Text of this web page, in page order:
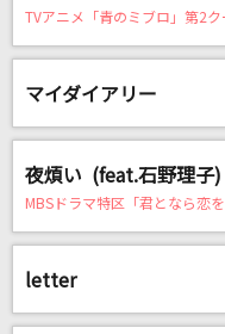
カラオ
自宅
家族や友
TVアニメ「青のミブロ」第2
マイダイアリー
夜煩い (feat.石野理子)
MBSドラマ特区「君となら恋
letter